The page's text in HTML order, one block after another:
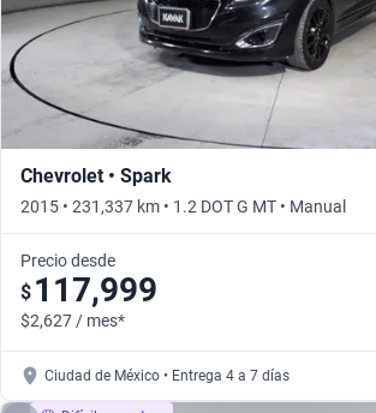
Chevrolet • Spark
2015 • 231,337 km • 1.2 DOT G MT • Manual
Precio desde
$ 117,999
$2,627 / mes*
Ciudad de México • Entrega 4 a 7 días